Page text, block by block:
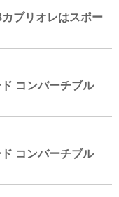
カブリオレはスポー
コンバーチブル
コンバーチブル